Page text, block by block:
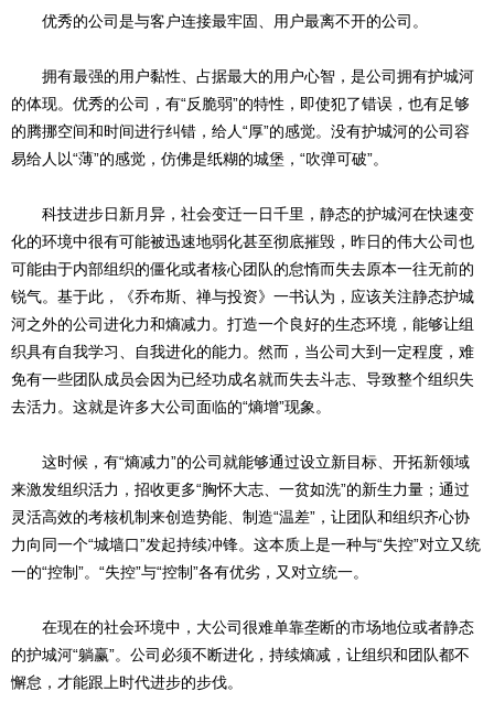
优秀的公司是与客户连接最牢固、用户最离不开的公司。
拥有最强的用户黏性、占据最大的用户心智，是公司拥有护城河
的体现。优秀的公司，有“反脆弱”的特性，即使犯了错误，也有足够
的腾挪空间和时间进行纠错，给人“厚”的感觉。没有护城河的公司容
易给人以“薄”的感觉，仿佛是纸糊的城堡，“吹弹可破”。
科技进步日新月异，社会变迁一日千里，静态的护城河在快速变
化的环境中很有可能被迅速地弱化甚至彻底摧毁，昨日的伟大公司也
可能由于内部组织的僵化或者核心团队的怠惰而失去原本一往无前的
锐气。基于此，《乔布斯、禅与投资》一书认为，应该关注静态护城
河之外的公司进化力和熵减力。打造一个良好的生态环境，能够让组
织具有自我学习、自我进化的能力。然而，当公司大到一定程度，难
免有一些团队成员会因为已经功成名就而失去斗志、导致整个组织失
去活力。这就是许多大公司面临的“熵增”现象。
这时候，有“熵减力”的公司就能够通过设立新目标、开拓新领域
来激发组织活力，招收更多“胸怀大志、一贫如洗”的新生力量；通过
灵活高效的考核机制来创造势能、制造“温差”，让团队和组织齐心协
力向同一个“城墙口”发起持续冲锋。这本质上是一种与“失控”对立又统
一的“控制”。“失控”与“控制”各有优劣，又对立统一。
在现在的社会环境中，大公司很难单靠垄断的市场地位或者静态
的护城河“躺赢”。公司必须不断进化，持续熵减，让组织和团队都不
懈怠，才能跟上时代进步的步伐。